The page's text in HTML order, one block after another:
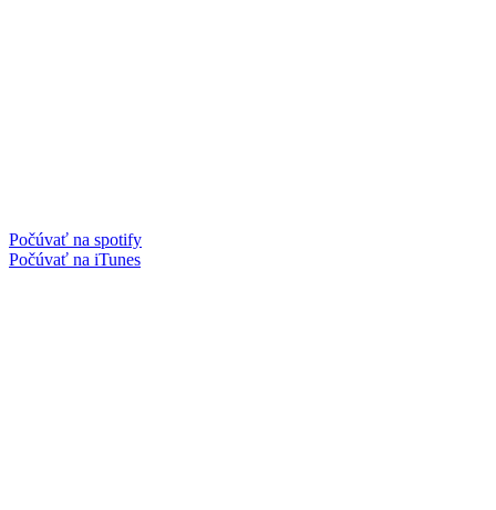
Počúvať na spotify
Počúvať na iTunes